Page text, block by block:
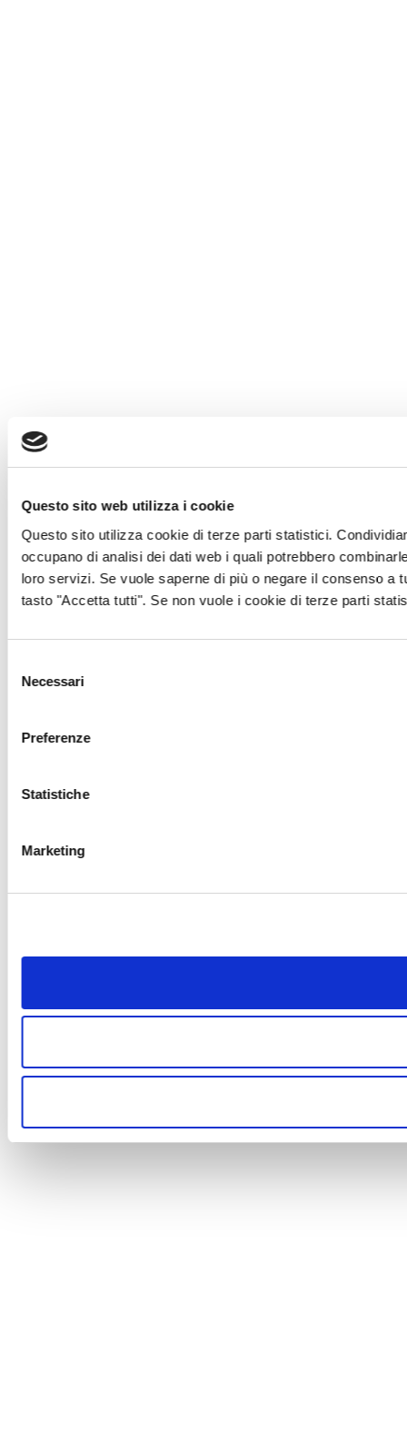
Questo sito web utilizza i cookie
Questo sito utilizza cookie di terze parti statistici.
occupano di analisi dei dati web i quali potrebbero
loro servizi. Se vuole saperne di più o negare il consenso a
tasto "Accetta tutti". Se non vuole i cookie di terze parti
delNecessari
Preferenze
Statistiche
Marketing